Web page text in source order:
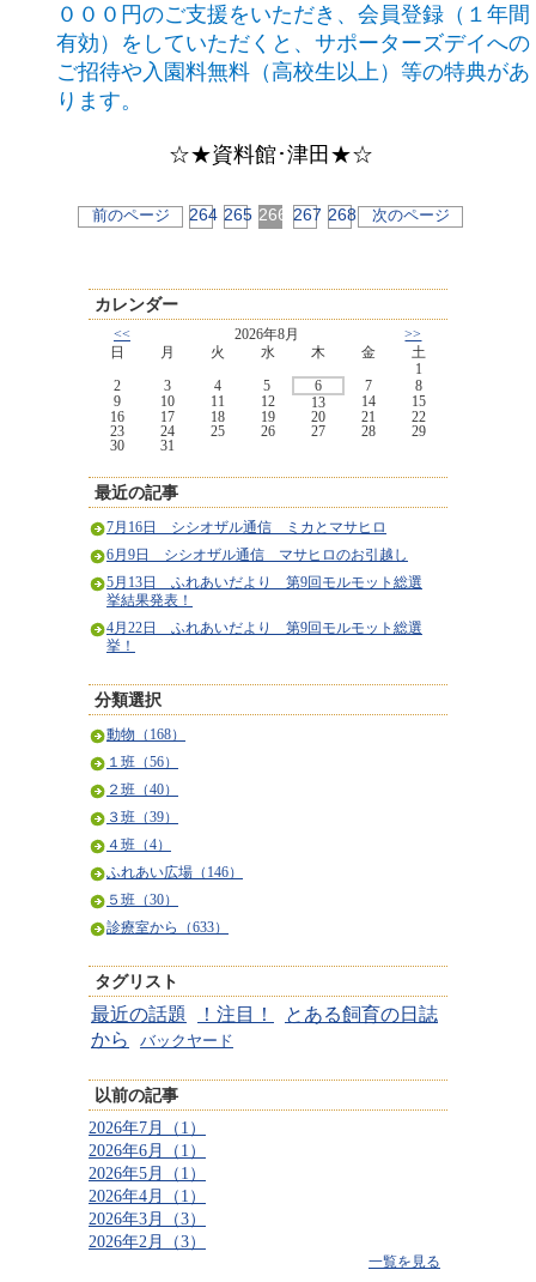
０００円のご支援をいただき、会員登録（１年間
有効）をしていただくと、サポーターズデイへの
ご招待や入園料無料（高校生以上）等の特典があ
ります。
☆★資料館･津田★☆
前のページ 264 265 266 267 268 次のページ
カレンダー
<< 2026年8月
>>
日
月 火 水 木 金
土
1
2
3 4 5 6 7
8
9
10 11 12 13 14
15
16
17 18 19 20 21
22
23
24 25 26 27 28
29
30
31
最近の記事
7月16日 シシオザル通信 ミカとマサヒロ
6月9日 シシオザル通信 マサヒロのお引越し
5月13日 ふれあいだより 第9回モルモット総選
挙結果発表！
4月22日 ふれあいだより 第9回モルモット総選
挙！
分類選択
動物（168）
１班（56）
２班（40）
３班（39）
４班（4）
ふれあい広場（146）
５班（30）
診療室から（633）
タグリスト
最近の話題 ！注目！
とある飼育の日誌
から
バックヤード
以前の記事
2026年7月（1）
2026年6月（1）
2026年5月（1）
2026年4月（1）
2026年3月（3）
2026年2月（3）
一覧を見る